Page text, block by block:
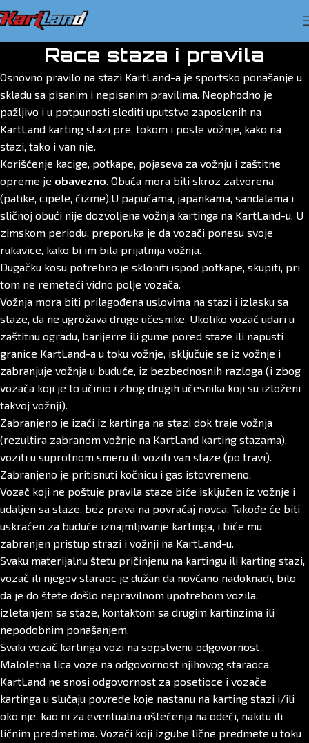
Race staza i pravila
Osnovno pravilo na stazi KartLand-a je sportsko ponašanje u
skladu sa pisanim i nepisanim pravilima. Neophodno je
pažljivo i u potpunosti slediti uputstva zaposlenih na
KartLand karting stazi pre, tokom i posle vožnje, kako na
stazi, tako i van nje.
Korišćenje kacige, potkape, pojaseva za vožnju i zaštitne
opreme je obavezno. Obuća mora biti skroz zatvorena
(patike, cipele, čizme).U papučama, japankama, sandalama i
sličnoj obući nije dozvoljena vožnja kartinga na KartLand-u. U
zimskom periodu, preporuka je da vozači ponesu svoje
rukavice, kako bi im bila prijatnija vožnja.
Dugačku kosu potrebno je skloniti ispod potkape, skupiti, pri
tom ne remeteći vidno polje vozača.
Vožnja mora biti prilagođena uslovima na stazi i izlasku sa
staze, da ne ugrožava druge učesnike. Ukoliko vozač udari u
zaštitnu ogradu, barijerre ili gume pored staze ili napusti
granice KartLand-a u toku vožnje, isključuje se iz vožnje i
zabranjuje vožnja u buduće, iz bezbednosnih razloga (i zbog
vozača koji je to učinio i zbog drugih učesnika koji su izloženi
takvoj vožnji).
Zabranjeno je izaći iz kartinga na stazi dok traje vožnja
(rezultira zabranom vožnje na KartLand karting stazama),
voziti u suprotnom smeru ili voziti van staze (po travi).
Zabranjeno je pritisnuti kočnicu i gas istovremeno.
Vozač koji ne poštuje pravila staze biće isključen iz vožnje i
udaljen sa staze, bez prava na povraćaj novca. Takođe će biti
uskraćen za buduće iznajmljivanje kartinga, i biće mu
zabranjen pristup strazi i vožnji na KartLand-u.
Svaku materijalnu štetu pričinjenu na kartingu ili karting stazi,
vozač ili njegov staraoc je dužan da novčano nadoknadi, bilo
da je do štete došlo nepravilnom upotrebom vozila,
izletanjem sa staze, kontaktom sa drugim kartinzima ili
nepodobnim ponašanjem.
Svaki vozač kartinga vozi na sopstvenu odgovornost .
Maloletna lica voze na odgovornost njihovog staraoca.
KartLand ne snosi odgovornost za posetioce i vozače
kartinga u slučaju povrede koje nastanu na karting stazi i/ili
oko nje, kao ni za eventualna oštećenja na odeći, nakitu ili
ličnim predmetima. Vozači koji izgube lične predmete u toku